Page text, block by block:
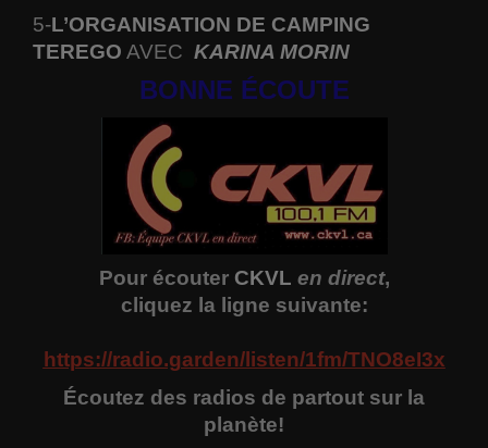
5-L’ORGANISATION DE CAMPING
TEREGO AVEC KARINA MORIN
BONNE ÉCOUTE
Pour écouter CKVL en direct,
cliquez la ligne suivante:
https://radio.garden/listen/1fm/TNO8eI3x
Écoutez des radios de partout sur la
planète!